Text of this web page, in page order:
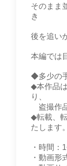
そのまま
き
後を追い
本編では
◆多少の
◆本作品
り、
盗撮作
◆転載、
たします。
・時間：
・動画形